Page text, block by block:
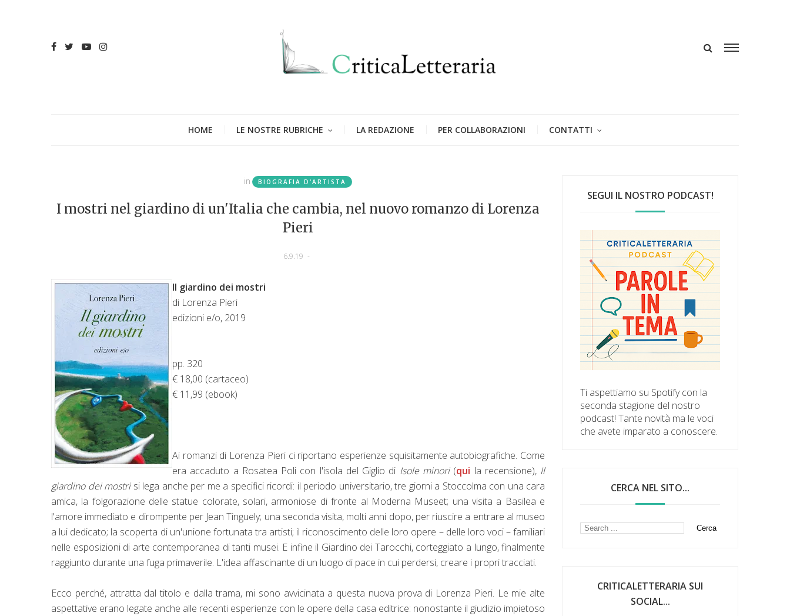
HOME LE NOSTRE RUBRICHE LA REDAZIONE PER COLLABORAZIONI CONTATTI
in BIOGRAFIA D'ARTISTA
I mostri nel giardino di un'Italia che cambia, nel nuovo romanzo di Lorenza
Pieri
6.9.19 -
Il giardino dei mostri
di Lorenza Pieri
edizioni e/o, 2019
pp. 320
€ 18,00 (cartaceo)
€ 11,99 (ebook)
Ai romanzi di Lorenza Pieri ci riportano esperienze squisitamente autobiografiche. Come
era accaduto a Rosatea Poli con l'isola del Giglio di Isole minori(qui la recensione), Il
giardino dei mostrisi lega anche per me a specifici ricordi: il periodo universitario, tre giorni a Stoccolma con una cara
amica, la folgorazione delle statue colorate, solari, armoniose di fronte al Moderna Museet; una visita a Basilea e
l'amore immediato e dirompente per Jean Tinguely; una seconda visita, molti anni dopo, per riuscire a entrare al museo
a lui dedicato; la scoperta di un'unione fortunata tra artisti; il riconoscimento delle loro opere – delle loro voci – familiari
nelle esposizioni di arte contemporanea di tanti musei. E infine il Giardino dei Tarocchi, corteggiato a lungo, finalmente
raggiunto durante una fuga primaverile. L'idea affascinante di un luogo di pace in cui perdersi, creare i propri tracciati.
Ecco perché, attratta dal titolo e dalla trama, mi sono avvicinata a questa nuova prova di Lorenza Pieri. Le mie alte
aspettative erano legate anche alle recenti esperienze con le opere della casa editrice: nonostante il giudizio impietoso
SEGUI IL NOSTRO PODCAST!
Ti aspettiamo su Spotify con la
seconda stagione del nostro
podcast! Tante novità ma le voci
che avete imparato a conoscere.
CERCA NEL SITO...
CRITICALETTERARIA SUI
SOCIAL...